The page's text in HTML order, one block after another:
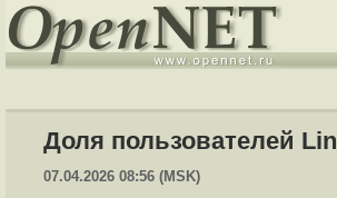
Доля пользователей
07.04.2026 08:56 (MSK)